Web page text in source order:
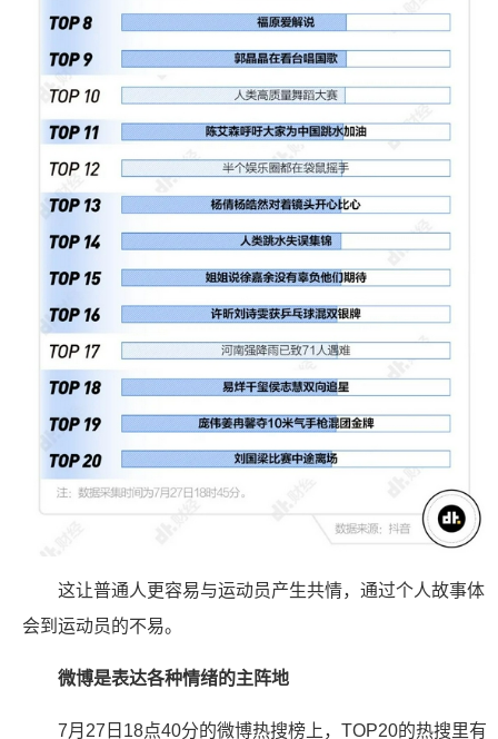
这让普通人更容易与运动员产生共情，通过个人故事体
会到运动员的不易。
微博是表达各种情绪的主阵地
7月27日18点40分的微博热搜榜上，TOP20的热搜里有